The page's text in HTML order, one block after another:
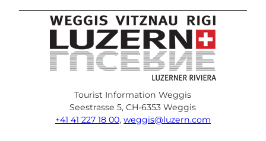
Tourist Information Weggis
Seestrasse 5, CH-6353 Weggis
+41 41 227 18 00, weggis@luzern.com